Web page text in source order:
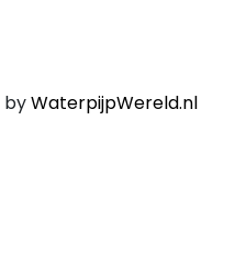
byWaterpijpWereld.nl